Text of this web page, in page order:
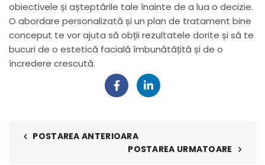
obiectivele și așteptările tale înainte de a lua o decizie.
O abordare personalizată și un plan de tratament bine
conceput te vor ajuta să obții rezultatele dorite și să te
bucuri de o estetică facială îmbunătățită și de o
încredere crescută.
POSTAREA ANTERIOARA
POSTAREA URMATOARE